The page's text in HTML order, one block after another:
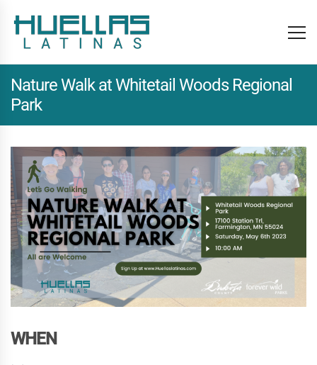
Nature Walk at Whitetail Woods Regional
Park
WHEN